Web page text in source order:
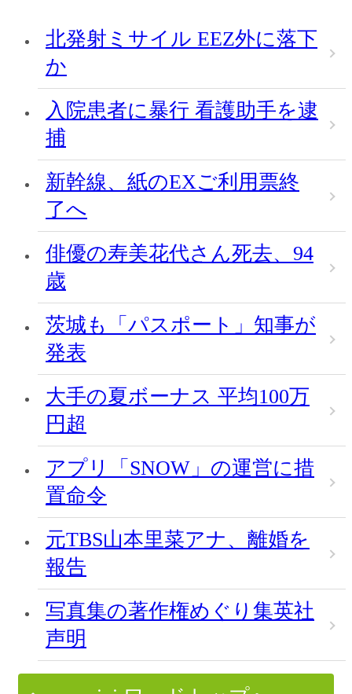
北発射ミサイル EEZ外に落下
か
入院患者に暴行 看護助手を逮
捕
新幹線、紙のEXご利用票終
了へ
俳優の寿美花代さん死去、94
歳
茨城も「パスポート」知事が
発表
大手の夏ボーナス 平均100万
円超
アプリ「SNOW」の運営に措
置命令
元TBS山本里菜アナ、離婚を
報告
写真集の著作権めぐり集英社
声明